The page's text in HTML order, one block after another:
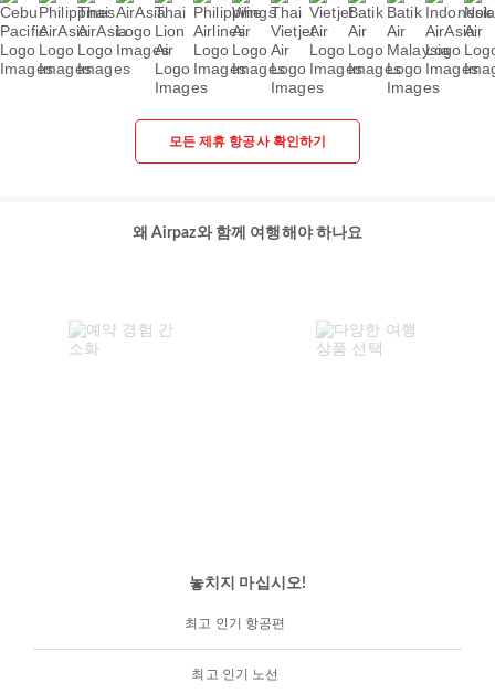
모든 제휴 항공사 확인하기
왜 Airpaz와 함께 여행해야 하나요
놓치지 마십시오!
최고 인기 항공편
최고 인기 노선